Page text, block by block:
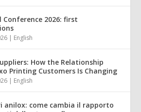
Conference 2026: first
| English
How the Relationship
Printing Customers Is Changing
| English
anilox: come cambia il rapporto